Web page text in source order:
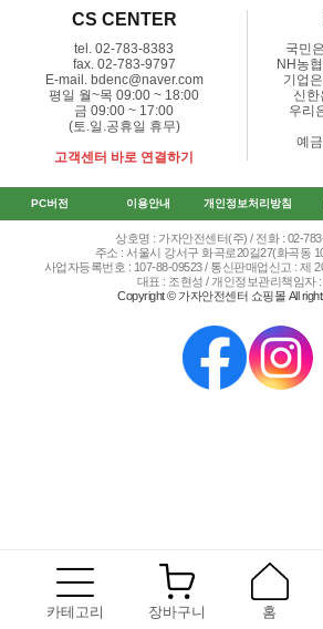
카테고리 장바구니 홈
CS CENTER
tel. 02-783-8383
fax. 02-783-9797
E-mail. bdenc@naver.com
평일 월~목 09:00 ~ 18:00
금 09:00 ~ 17:00
(토.일.공휴일 휴무)
고객센터 바로 연결하기
국민
NH농
기업
신
우리
예
PC버전 이용안내 개인정보처리방침
상호명 : 가자안전센터(주) / 전화 : 02-
주소 : 서울시 강서구 화곡로20길27(화곡동
사업자등록번호 : 107-88-09523 / 통신판매업신고 : 제
대표 : 조현성 / 개인정보관리책임자
Copyright © 가자안전센터 쇼핑몰 All